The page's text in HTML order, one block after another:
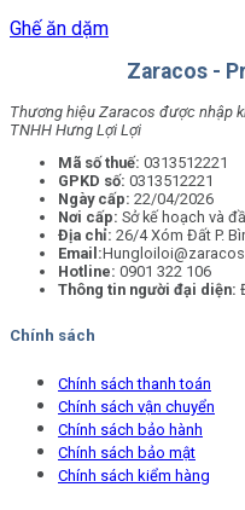
Ghế ăn dặm
Zaracos -
Thương hiệu Zaracos được nhập
TNHH Hưng Lợi Lợi
Mã số thuế: 0313512221
GPKD số: 0313512221
Ngày cấp: 22/04/2026
Nơi cấp: Sở kế hoạch và
Địa chỉ: 26/4 Xóm Đất P.
Email:
Hotline: 0901 322 106
Thông tin người đại diện:
Chính sách
Chính sách thanh toán
Chính sách vận chuyển
Chính sách bảo hành
Chính sách bảo mật
Chính sách kiểm hàng